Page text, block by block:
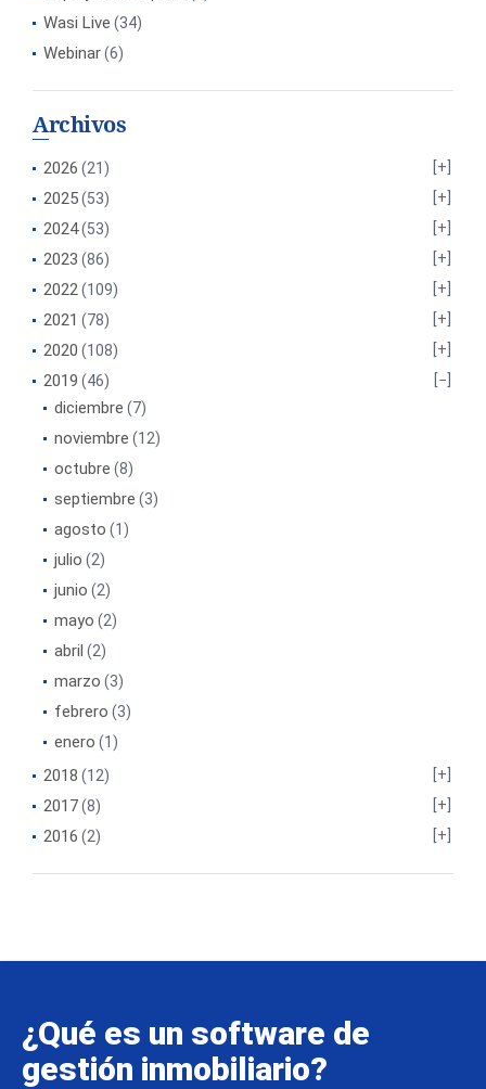
Wasi Live (34)
Webinar(6)
Archivos
2026 (21)
2025(53)
2024(53)
2023 (86)
2022(109)
2021 (78)
2020 (108)
2019 (46)
diciembre (7)
noviembre (12)
octubre (8)
septiembre (3)
agosto (1)
julio (2)
junio (2)
mayo (2)
abril (2)
marzo (3)
febrero (3)
enero (1)
2018 (12)
2017(8)
2016 (2)
¿Qué es un software de
gestión inmobiliario?